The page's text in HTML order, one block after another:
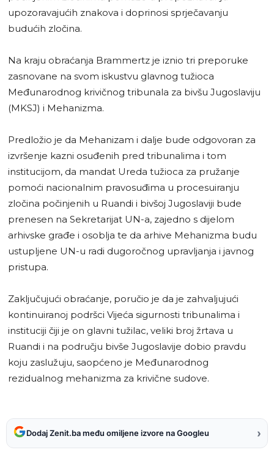
upozoravajućih znakova i doprinosi sprječavanju
budućih zločina.
Na kraju obraćanja Brammertz je iznio tri preporuke
zasnovane na svom iskustvu glavnog tužioca
Međunarodnog krivičnog tribunala za bivšu Jugoslaviju
(MKSJ) i Mehanizma.
Predložio je da Mehanizam i dalje bude odgovoran za
izvršenje kazni osuđenih pred tribunalima i tom
institucijom, da mandat Ureda tužioca za pružanje
pomoći nacionalnim pravosuđima u procesuiranju
zločina počinjenih u Ruandi i bivšoj Jugoslaviji bude
prenesen na Sekretarijat UN-a, zajedno s dijelom
arhivske građe i osoblja te da arhive Mehanizma budu
ustupljene UN-u radi dugoročnog upravljanja i javnog
pristupa.
Zaključujući obraćanje, poručio je da je zahvaljujući
kontinuiranoj podršci Vijeća sigurnosti tribunalima i
instituciji čiji je on glavni tužilac, veliki broj žrtava u
Ruandi i na području bivše Jugoslavije dobio pravdu
koju zaslužuju, saopćeno je Međunarodnog
rezidualnog mehanizma za krivične sudove.
Dodaj Zenit.ba među omiljene izvore na Googleu ›